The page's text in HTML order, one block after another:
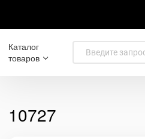
Каталог
товаров
10727